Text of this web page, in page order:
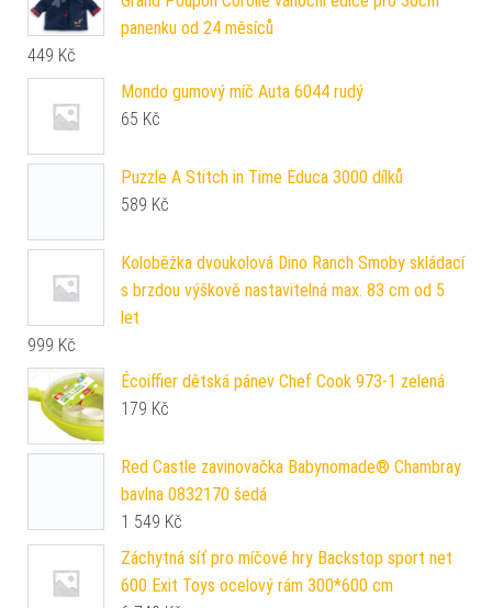
panenku od 24 měsíců
449 Kč
Mondo gumový míč Auta 6044 rudý
65 Kč
Puzzle A Stitch in Time Educa 3000 dílků
589 Kč
Koloběžka dvoukolová Dino Ranch Smoby skládací
s brzdou výškově nastavitelná max. 83 cm od 5
let
999 Kč
Écoiffier dětská pánev Chef Cook 973-1 zelená
179 Kč
Red Castle zavinovačka Babynomade® Chambray
bavlna 0832170 šedá
1 549 Kč
Záchytná síť pro míčové hry Backstop sport net
600 Exit Toys ocelový rám 300*600 cm